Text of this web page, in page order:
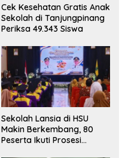
Cek Kesehatan Gratis Anak
Sekolah di Tanjungpinang
Periksa 49.343 Siswa
Sekolah Lansia di HSU
Makin Berkembang, 80
Peserta Ikuti Prosesi